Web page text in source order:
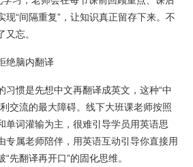
现“间隔重复”，让知识真正留存下来。不
忘。
绝脑内翻译
习惯是先想中文再翻译成英文，这种“中
交流的最大障碍。线下大班课老师按照
单词灌输为主，很难引导学员用英语思
专属老师陪伴，用英语互动引导你直接用
先翻译再开口”的固化思维。